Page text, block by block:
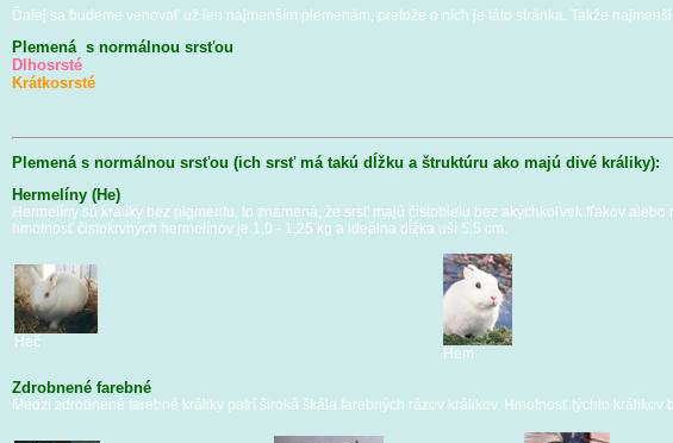
Ďalej sa budeme venovať už len najmenším plemenám, pretože o nich je táto stránka. Takže
Plemená s normálnou srsťou
Dlhosrsté
Krátkosrsté
Plemená s normálnou srsťou (ich srsť má takú dĺžku a štruktúru ako majú divé králiky):
Hermelíny (He)
Hermelíny sú králiky bez pigmentu, to znamená, že srsť majú čistobielu bez akýchkoľvek fľakov
hmotnosť čistokrvných hermelínov je 1,0 - 1,25 kg a ideálna dĺžka uší 5,5 cm.
Heč
Hem
Zdrobnené farebné
Medzi zdrobnené farebné králiky patrí široká škála farebných rázov králikov. Hmotnosť týchto